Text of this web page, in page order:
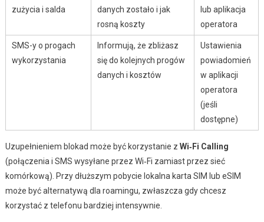
zużycia i salda
danych zostało i jak
rosną koszty
lub aplikacja
operatora
SMS-y o progach
wykorzystania
Informują, że zbliżasz
się do kolejnych progów
danych i kosztów
Ustawienia
powiadomień
w aplikacji
operatora
(jeśli
dostępne)
Uzupełnieniem blokad może być korzystanie z Wi‑Fi Calling
(połączenia i SMS wysyłane przez Wi‑Fi zamiast przez sieć
komórkową). Przy dłuższym pobycie lokalna karta SIM lub eSIM
może być alternatywą dla roamingu, zwłaszcza gdy chcesz
korzystać z telefonu bardziej intensywnie.